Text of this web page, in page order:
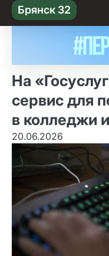
Skip
to content
Брянск 32
На
сервис для
в колледжи
20.06.2026